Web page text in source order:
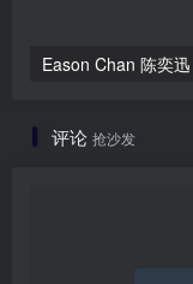
评论 抢沙发